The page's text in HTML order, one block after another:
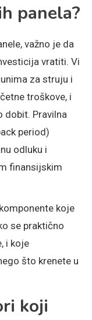
panela?
važno je da
vratiti. Vi
za struju i
troškove, i
dobit. Pravilna
period)
odluku i
finansijskim
koje
se praktično
i koje
što krenete u
koji